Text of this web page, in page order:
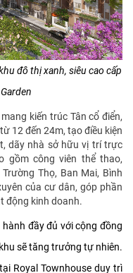
đô thị xanh, siêu cao cấp
kiến trúc Tân cổ điển,
12 đến 24m, tạo điều kiện
dãy nhà sở hữu vị trí trực
gồm công viên thể thao,
Thọ, Ban Mai, Bình
của cư dân, góp phần
động kinh doanh.
đầy đủ với cộng đồng
sẽ tăng trưởng tự nhiên.
Royal Townhouse duy trì